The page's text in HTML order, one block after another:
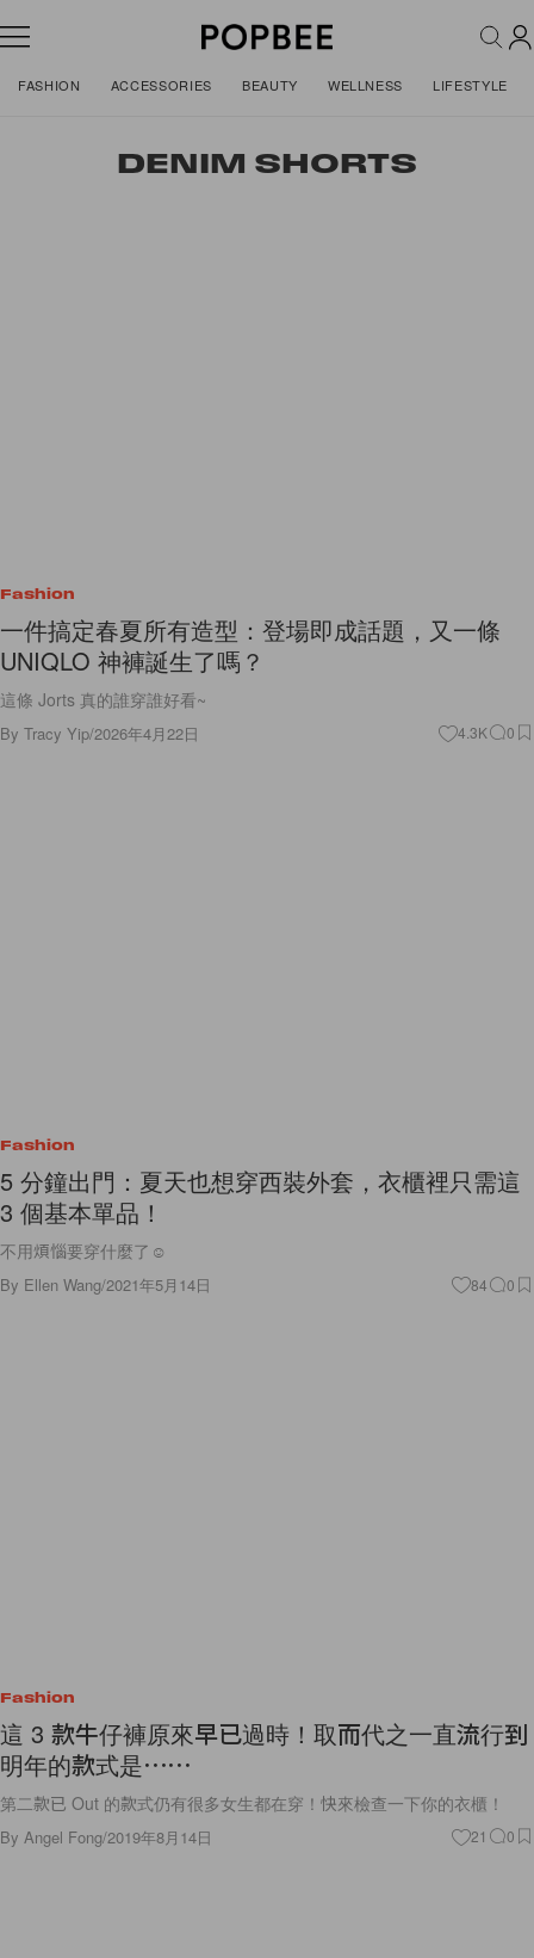
FASHION ACCESSORIES BEAUTY WELLNESS LIFESTYLE
DENIM SHORTS
Fashion
一件搞定春夏所有造型：登場即成話題，又一條
UNIQLO 神褲誕生了嗎？
這條 Jorts 真的誰穿誰好看~
By Tracy Yip/2026年4月22日 4.3K 0
Fashion
5 分鐘出門：夏天也想穿西裝外套，衣櫃裡只需這
3 個基本單品！
不用煩惱要穿什麼了☺️
By Ellen Wang/2021年5月14日 84 0
Fashion
這 3 款牛仔褲原來早已過時！取而代之一直流行到
明年的款式是⋯⋯
第二款已 Out 的款式仍有很多女生都在穿！快來檢查一下你的衣櫃！
By Angel Fong/2019年8月14日 21 0